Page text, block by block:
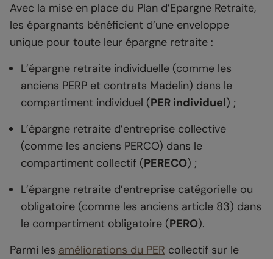
Avec la mise en place du Plan d’Epargne Retraite,
les épargnants bénéficient d’une enveloppe
unique pour toute leur épargne retraite :
L’épargne retraite individuelle (comme les
anciens PERP et contrats Madelin) dans le
compartiment individuel (PER individuel) ;
L’épargne retraite d’entreprise collective
(comme les anciens PERCO) dans le
compartiment collectif (PERECO) ;
L’épargne retraite d’entreprise catégorielle ou
obligatoire (comme les anciens article 83) dans
le compartiment obligatoire (PERO).
Parmi les améliorations du PER collectif sur le